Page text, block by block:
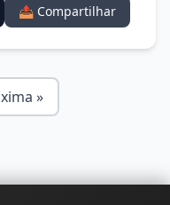
📤 Compartilhar
»